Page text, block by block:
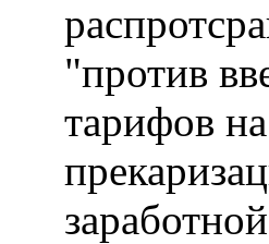
"против
тарифов